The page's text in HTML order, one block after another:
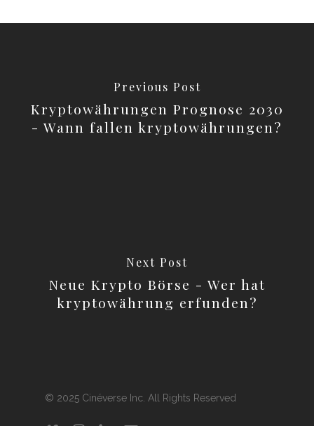
Previous Post
Kryptowährungen Prognose 2030
- Wann fallen kryptowährungen?
Next Post
Neue Krypto Börse - Wer hat
kryptowährung erfunden?
© 2025 Cinéverse Inc. All Rights Reserved